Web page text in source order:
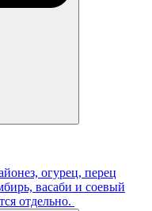
огурец, перец
васаби и соевый
отдельно.